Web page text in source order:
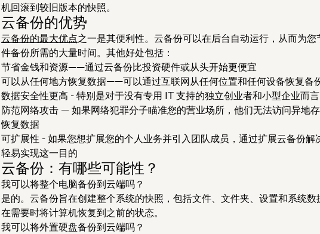
机回滚到较旧版本的快照。
云备份的优势
云备份的最大优点之一是其便利性。云备份可以在后台自动运行，从而为您
件备份所需的大量时间。其他好处包括：
节省金钱和资源——通过云备份比投资硬件或从头开始更便宜
可以从任何地方恢复数据——可以通过互联网从任何位置和任何设备恢复备
数据安全性更高 - 特别是对于没有专用 IT 支持的独立创业者和小型企业而言
防范网络攻击— 如果网络犯罪分子瞄准您的营业场所，他们无法访问异地
恢复数据
可扩展性 - 如果您想扩展您的个人业务并引入团队成员，通过扩展云备份解
轻易实现这一目的
云备份：有哪些可能性？
我可以将整个电脑备份到云端吗？
是的。云备份旨在创建整个系统的快照，包括文件、文件夹、设置和系统数
在需要时将计算机恢复到之前的状态。
我可以将外置硬盘备份到云端吗？